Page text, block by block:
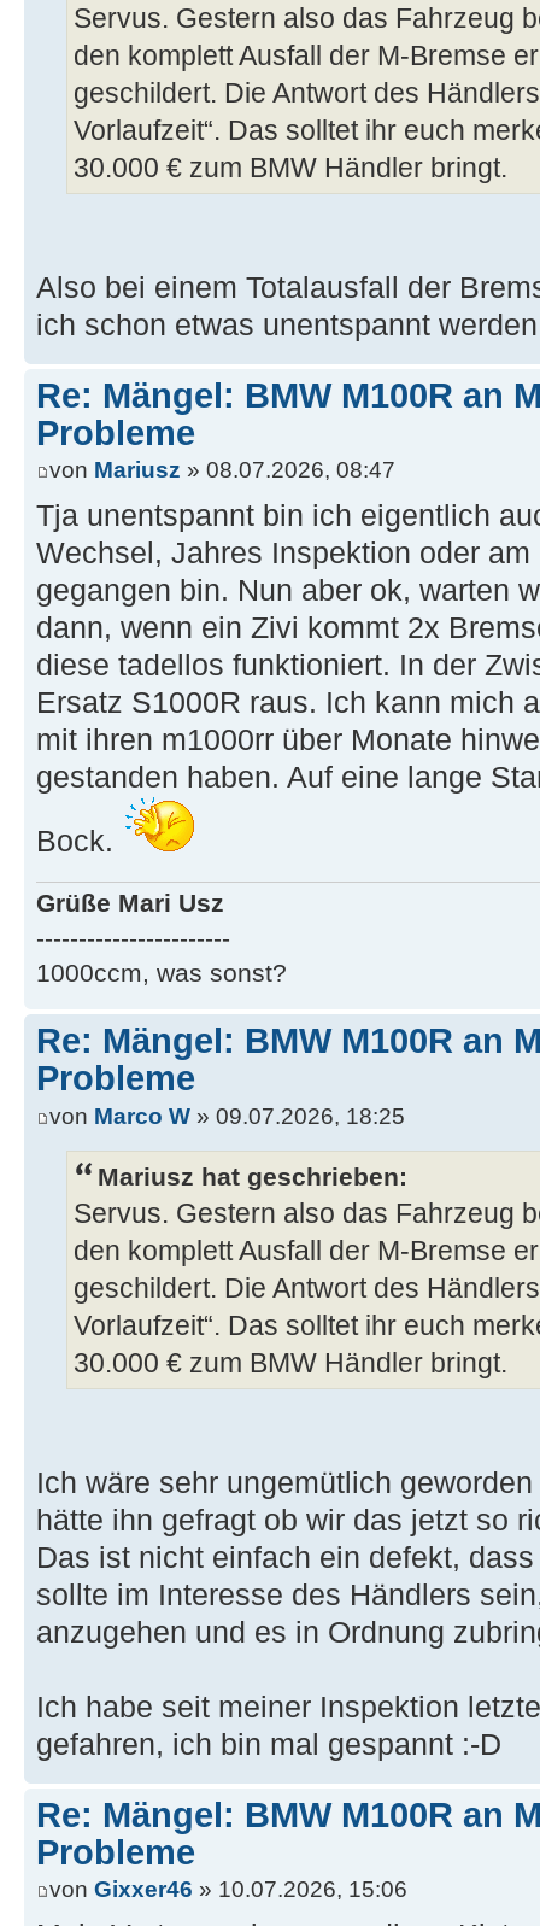
Servus. Gestern also das Fahrzeug
den komplett Ausfall der M-Bremse
geschildert. Die Antwort des
Vorlaufzeit“. Das solltet ihr euch
30.000 € zum BMW Händler bringt.
Also bei einem Totalausfall der
ich schon etwas unentspannt
Re: Mängel: BMW M100R an
Probleme
von Mariusz » 08.07.2026, 08:47
Tja unentspannt bin ich eigentlich
Wechsel, Jahres Inspektion oder
gegangen bin. Nun aber ok, warten
dann, wenn ein Zivi kommt 2x
diese tadellos funktioniert. In der
Ersatz S1000R raus. Ich kann mich
mit ihren m1000rr über Monate
gestanden haben. Auf eine lange
Bock.
Grüße Mari Usz
-----------------------
1000ccm, was sonst?
Re: Mängel: BMW M100R an
Probleme
von Marco W » 09.07.2026, 18:25
Mariusz hat geschrieben:
Servus. Gestern also das Fahrzeug
den komplett Ausfall der M-Bremse
geschildert. Die Antwort des
Vorlaufzeit“. Das solltet ihr euch
30.000 € zum BMW Händler bringt.
Ich wäre sehr ungemütlich
hätte ihn gefragt ob wir das jetzt so
Das ist nicht einfach ein defekt,
sollte im Interesse des Händlers
anzugehen und es in Ordnung
Ich habe seit meiner Inspektion
gefahren, ich bin mal gespannt :-D
Re: Mängel: BMW M100R an
Probleme
von Gixxer46 » 10.07.2026, 15:06